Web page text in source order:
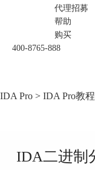
代理招募
帮助
购买
400-8765-888
IDA Pro > IDA Pro教程
IDA二进制